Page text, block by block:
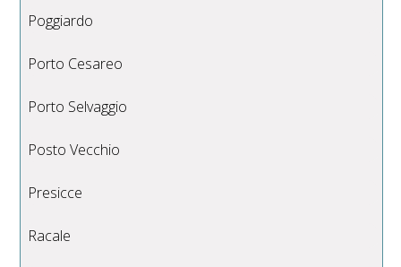
Poggiardo
Porto Cesareo
Porto Selvaggio
Posto Vecchio
Presicce
Racale